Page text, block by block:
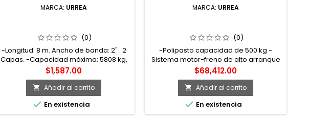
MARCA: URREA
2 CAPAS URREA
(0)
-Longitud: 8 m. Ancho de banda: 2" . 2
Capas. -Capacidad máxima: 5808 kg,
Capacidad mínima 2323 kg. -Factor de
seguridad: 5 a 1. -Ideales para elevar
diversos tipos de carga como:
motores, tambos de lámina, costales,
cajas de madera, etc.
Precio
$1,587.00
 Añadir al carrito
 En existencia
MARCA: URREA
(0)
-Polipasto capacidad de 500 kg -
Sistema motor-freno de alto arranque
y frenado instantáneo -Cadena de
carga calibrada de acero de alta
resistencia grado 80. -Cadena
verificada según normas EN818/7, con
tratamiento anti desgaste y
anticorrosión -Potencia de motor 1/2
Precio
$68,412.00
 Añadir al carrito
 En existencia